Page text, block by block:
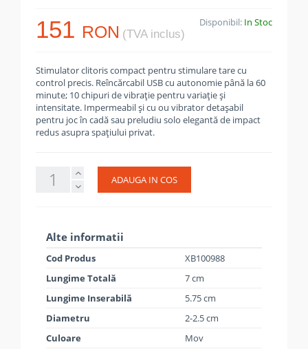
151 RON (TVA inclus)
Disponibil: In Stoc
Stimulator clitoris compact pentru stimulare tare cu
control precis. Reîncărcabil USB cu autonomie până la 60
minute; 10 chipuri de vibrație pentru variație și
intensitate. Impermeabil și cu ou vibrator detașabil
pentru joc în cadă sau preludiu solo elegantă de impact
redus asupra spațiului privat.
ADAUGA IN COS
Alte informatii
Cod Produs
XB100988
Lungime Totală
7 cm
Lungime Inserabilă
5.75 cm
Diametru
2-2.5 cm
Culoare
Mov